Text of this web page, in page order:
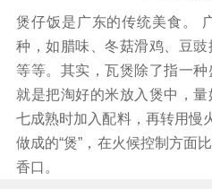
煲仔饭是广东的传统美食。
种，如腊味、冬菇滑鸡、豆
等等。其实，瓦煲除了指一种
就是把淘好的米放入煲中，
七成熟时加入配料，再转用慢
做成的“煲”，在火候控制方面
香口。